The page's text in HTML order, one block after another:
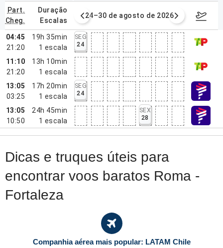
part.
cheg.
duração
escalas
agosto de 2026 24–30 de agosto de 2026 31/08/
04:45
21:20
19h 35min
1 escala
SEG
24
11:10
21:20
13h 10min
1 escala
13:05
03:25
17h 20min
1 escala
SEG
24
13:05
10:50
24h 45min
1 escala
SEX
28
Dicas e truques úteis para
encontrar voos baratos Roma -
Fortaleza
Companhia aérea mais popular: LATAM Chile